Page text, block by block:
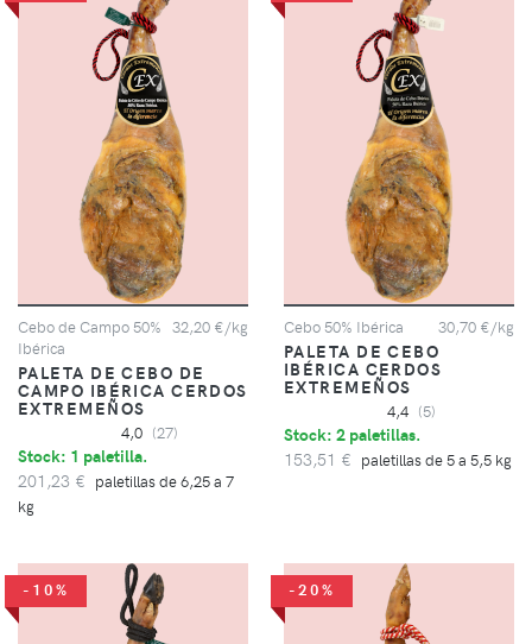
Cebo de Campo 50%
Ibérica
32,20 €/kg
PALETA DE CEBO DE
CAMPO IBÉRICA CERDOS
EXTREMEÑOS
4,0 (27)
Stock: 1 paletilla.
201,23 € paletillas de 6,25 a 7
kg
Cebo 50% Ibérica 30,70 €/kg
PALETA DE CEBO
IBÉRICA CERDOS
EXTREMEÑOS
4,4 (5)
Stock: 2 paletillas.
153,51 € paletillas de 5 a 5,5 kg
-10% -20%